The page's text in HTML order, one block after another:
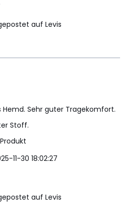
auf Levis
Sehr guter Tragekomfort.
Stoff.
11-30 18:02:27
auf Levis